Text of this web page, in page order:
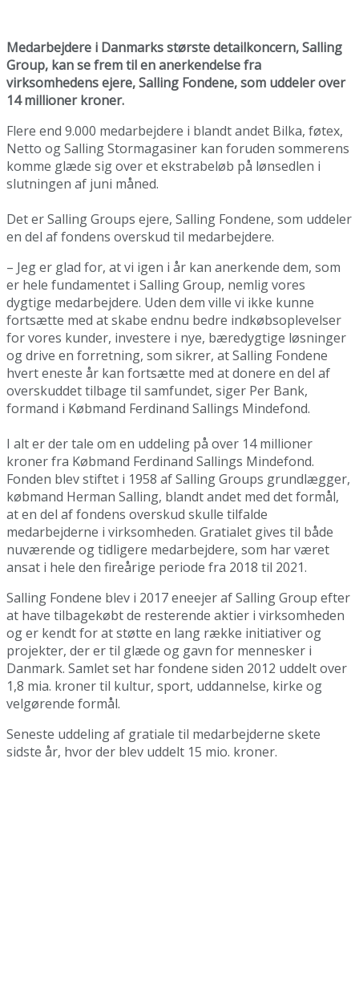
Medarbejdere i Danmarks største detailkoncern, Salling
Group, kan se frem til en anerkendelse fra
virksomhedens ejere, Salling Fondene, som uddeler over
14 millioner kroner.
Flere end 9.000 medarbejdere i blandt andet Bilka, føtex,
Netto og Salling Stormagasiner kan foruden sommerens
komme glæde sig over et ekstrabeløb på lønsedlen i
slutningen af juni måned.
Det er Salling Groups ejere, Salling Fondene, som uddeler
en del af fondens overskud til medarbejdere.
– Jeg er glad for, at vi igen i år kan anerkende dem, som
er hele fundamentet i Salling Group, nemlig vores
dygtige medarbejdere. Uden dem ville vi ikke kunne
fortsætte med at skabe endnu bedre indkøbsoplevelser
for vores kunder, investere i nye, bæredygtige løsninger
og drive en forretning, som sikrer, at Salling Fondene
hvert eneste år kan fortsætte med at donere en del af
overskuddet tilbage til samfundet, siger Per Bank,
formand i Købmand Ferdinand Sallings Mindefond.
I alt er der tale om en uddeling på over 14 millioner
kroner fra Købmand Ferdinand Sallings Mindefond.
Fonden blev stiftet i 1958 af Salling Groups grundlægger,
købmand Herman Salling, blandt andet med det formål,
at en del af fondens overskud skulle tilfalde
medarbejderne i virksomheden. Gratialet gives til både
nuværende og tidligere medarbejdere, som har været
ansat i hele den fireårige periode fra 2018 til 2021.
Salling Fondene blev i 2017 eneejer af Salling Group efter
at have tilbagekøbt de resterende aktier i virksomheden
og er kendt for at støtte en lang række initiativer og
projekter, der er til glæde og gavn for mennesker i
Danmark. Samlet set har fondene siden 2012 uddelt over
1,8 mia. kroner til kultur, sport, uddannelse, kirke og
velgørende formål.
Seneste uddeling af gratiale til medarbejderne skete
sidste år, hvor der blev uddelt 15 mio. kroner.